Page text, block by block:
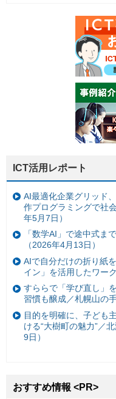
ICT活用レポート
AI最適化企業グリッド
作プログラミングで社
年5月7日）
「数学AI」で途中式ま
（2026年4月13日）
AIで自分だけの折り紙
イン」を活用したワー
すららで「学び直し」
習慣も醸成／札幌山の
目的を明確に、子ども
ける“大樹町の魅力”／
9日）
おすすめ情報 <PR>